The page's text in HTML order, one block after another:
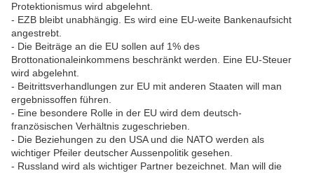
Protektionismus wird abgelehnt.
- EZB bleibt unabhängig. Es wird eine EU-weite Bankenaufsicht
angestrebt.
- Die Beiträge an die EU sollen auf 1% des
Brottonationaleinkommens beschränkt werden. Eine EU-Steuer
wird abgelehnt.
- Beitrittsverhandlungen zur EU mit anderen Staaten will man
ergebnissoffen führen.
- Eine besondere Rolle in der EU wird dem deutsch-
französischen Verhältnis zugeschrieben.
- Die Beziehungen zu den USA und die NATO werden als
wichtiger Pfeiler deutscher Aussenpolitik gesehen.
- Russland wird als wichtiger Partner bezeichnet. Man will die